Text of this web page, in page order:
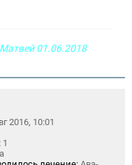
01.06.2018
2016, 10:01
1